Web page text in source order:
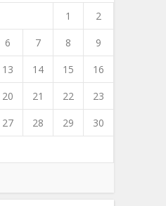
1
2
6 7 8
9
13 14 15
16
20 21 22
23
27 28 29
30